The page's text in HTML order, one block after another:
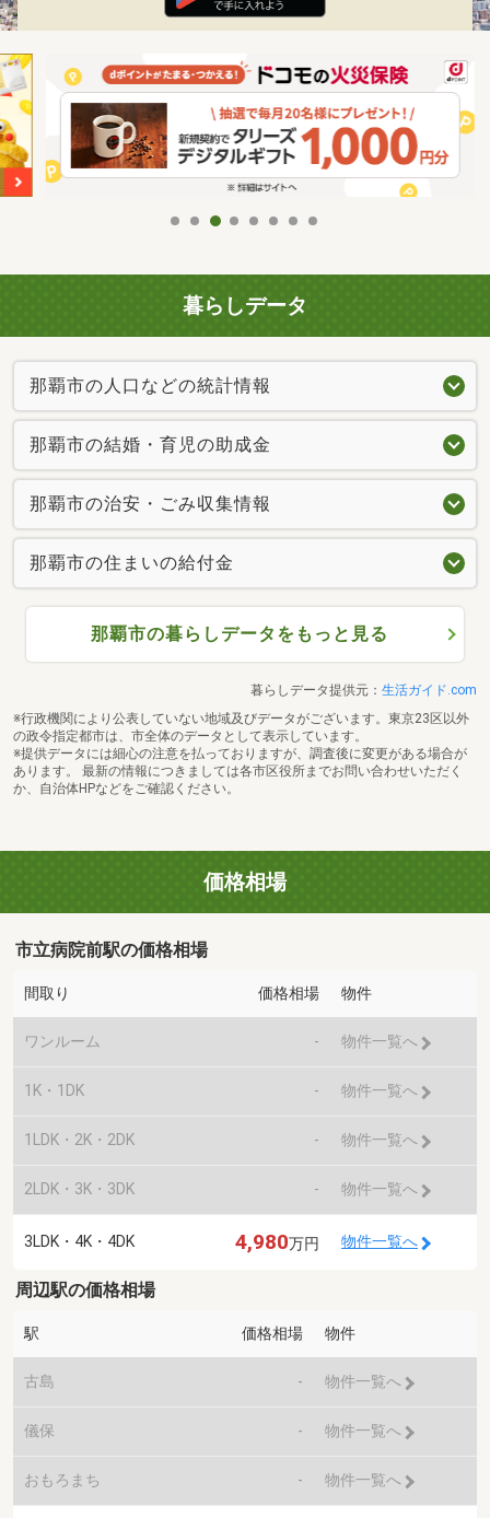
暮らしデータ
那覇市の人口などの統計情報
那覇市の結婚・育児の助成金
那覇市の治安・ごみ収集情報
那覇市の住まいの給付金
那覇市の暮らしデータをもっと見る
暮らしデータ提供元： 生活ガイド.com
※行政機関により公表していない地域及びデータがございます。東京23区以外
の政令指定都市は、市全体のデータとして表示しています。
※提供データには細心の注意を払っておりますが、調査後に変更がある場合が
あります。 最新の情報につきましては各市区役所までお問い合わせいただく
か、自治体HPなどをご確認ください。
価格相場
市立病院前駅の価格相場
間取り 価格相場 物件
ワンルーム - 物件一覧へ
1K・1DK - 物件一覧へ
1LDK・2K・2DK - 物件一覧へ
2LDK・3K・3DK - 物件一覧へ
3LDK・4K・4DK 4,980万円 物件一覧へ
周辺駅の価格相場
駅 価格相場 物件
古島 - 物件一覧へ
儀保 - 物件一覧へ
おもろまち - 物件一覧へ